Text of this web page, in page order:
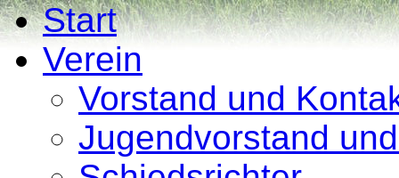
Start
Verein
Vorstand und
Jugendvorstand